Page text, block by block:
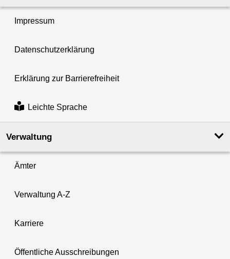
Impressum
Datenschutzerklärung
Erklärung zur Barrierefreiheit
Leichte Sprache
Verwaltung
Ämter
Verwaltung A-Z
Karriere
Öffentliche Ausschreibungen